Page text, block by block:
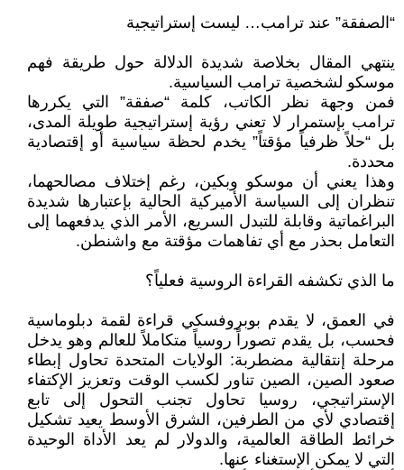
“الصفقة” عند ترامب… ليست إستراتيجية
ينتهي المقال بخلاصة شديدة الدلالة حول طريقة فهم
موسكو لشخصية ترامب السياسية.
فمن وجهة نظر الكاتب، كلمة “صفقة” التي يكررها
ترامب بإستمرار لا تعني رؤية إستراتيجية طويلة المدى،
بل “حلاً ظرفياً مؤقتاً” يخدم لحظة سياسية أو إقتصادية
محددة.
وهذا يعني أن موسكو وبكين، رغم إختلاف مصالحهما،
تنظران إلى السياسة الأميركية الحالية بإعتبارها شديدة
البراغماتية وقابلة للتبدل السريع، الأمر الذي يدفعهما إلى
التعامل بحذر مع أي تفاهمات مؤقتة مع واشنطن.
ما الذي تكشفه القراءة الروسية فعلياً؟
في العمق، لا يقدم بوبروفسكي قراءة لقمة دبلوماسية
فحسب، بل يقدم تصوراً روسياً متكاملاً للعالم وهو يدخل
مرحلة إنتقالية مضطربة: الولايات المتحدة تحاول إبطاء
صعود الصين، الصين تناور لكسب الوقت وتعزيز الإكتفاء
الإستراتيجي، روسيا تحاول تجنب التحول إلى تابع
إقتصادي لأي من الطرفين، الشرق الأوسط يعيد تشكيل
خرائط الطاقة العالمية، والدولار لم يعد الأداة الوحيدة
التي لا يمكن الإستغناء عنها.